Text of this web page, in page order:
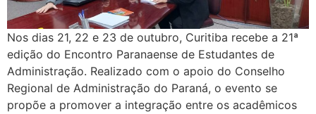
Nos dias 21, 22 e 23 de outubro, Curitiba recebe a 21ª
edição do Encontro Paranaense de Estudantes de
Administração. Realizado com o apoio do Conselho
Regional de Administração do Paraná, o evento se
propõe a promover a integração entre os acadêmicos